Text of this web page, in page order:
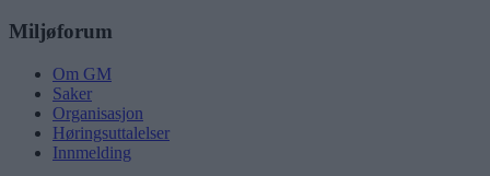
Miljøforum
Om GM
Saker
Organisasjon
Høringsuttalelser
Innmelding